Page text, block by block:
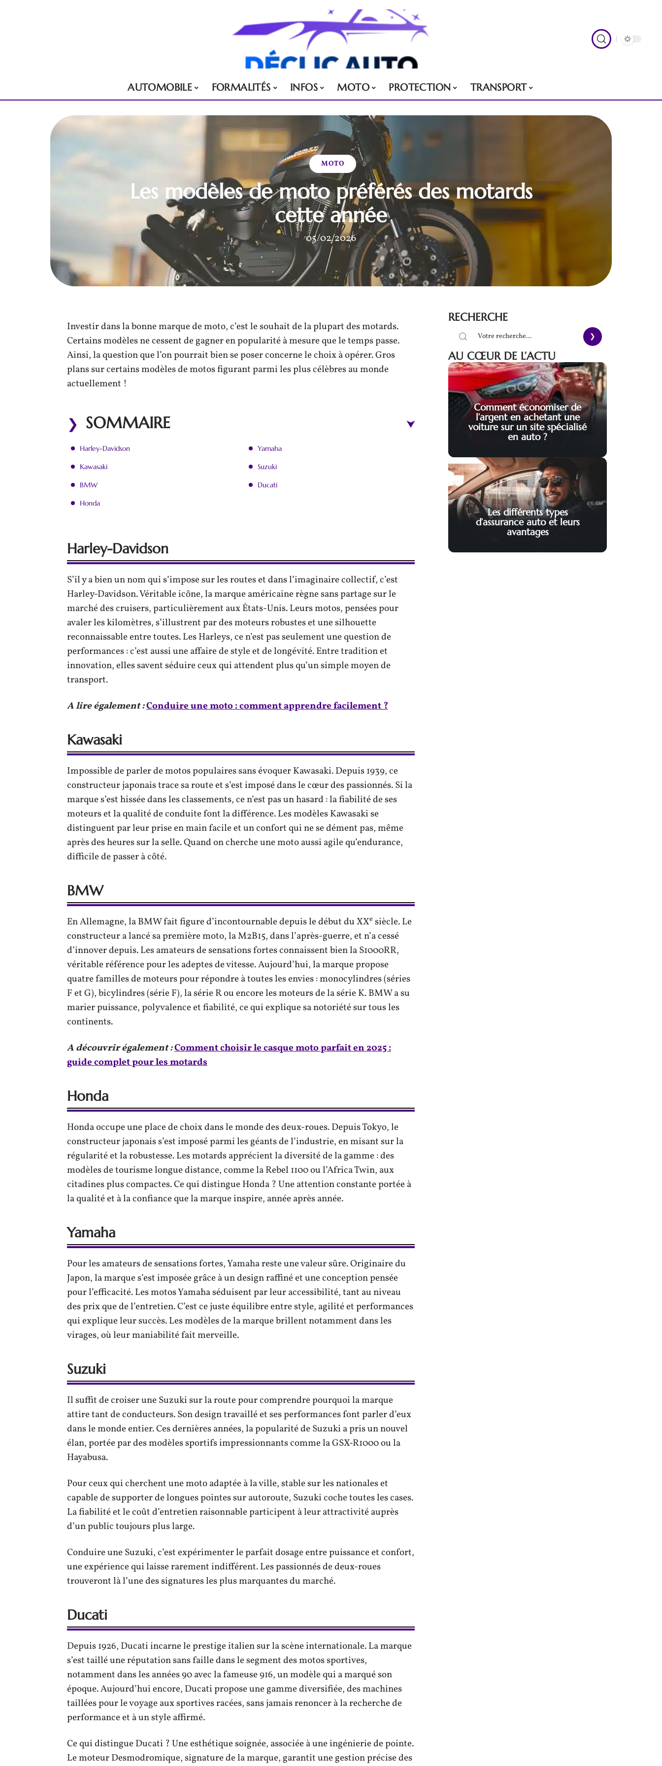
AUTOMOBILE FORMALITÉS INFOS MOTO PROTECTION TRANSPORT
MOTO
Les modèles de moto préférés des motards
cette année
05/02/2026
Investir dans la bonne marque de moto, c’est le souhait de la plupart des motards.
Certains modèles ne cessent de gagner en popularité à mesure que le temps passe.
Ainsi, la question que l’on pourrait bien se poser concerne le choix à opérer. Gros
plans sur certains modèles de motos figurant parmi les plus célèbres au monde
actuellement !
SOMMAIRE
Harley-Davidson
Kawasaki
BMW
Honda
Yamaha
Suzuki
Ducati
Harley-Davidson
S’il y a bien un nom qui s’impose sur les routes et dans l’imaginaire collectif, c’est
Harley-Davidson. Véritable icône, la marque américaine règne sans partage sur le
marché des cruisers, particulièrement aux États-Unis. Leurs motos, pensées pour
avaler les kilomètres, s’illustrent par des moteurs robustes et une silhouette
reconnaissable entre toutes. Les Harleys, ce n’est pas seulement une question de
performances : c’est aussi une affaire de style et de longévité. Entre tradition et
innovation, elles savent séduire ceux qui attendent plus qu’un simple moyen de
transport.
A lire également :Conduire une moto : comment apprendre facilement ?
Kawasaki
Impossible de parler de motos populaires sans évoquer Kawasaki. Depuis 1939, ce
constructeur japonais trace sa route et s’est imposé dans le cœur des passionnés. Si la
marque s’est hissée dans les classements, ce n’est pas un hasard : la fiabilité de ses
moteurs et la qualité de conduite font la différence. Les modèles Kawasaki se
distinguent par leur prise en main facile et un confort qui ne se dément pas, même
après des heures sur la selle. Quand on cherche une moto aussi agile qu’endurance,
difficile de passer à côté.
BMW
En Allemagne, la BMW fait figure d’incontournable depuis le début du XXe siècle. Le
constructeur a lancé sa première moto, la M2B15, dans l’après-guerre, et n’a cessé
d’innover depuis. Les amateurs de sensations fortes connaissent bien la S1000RR,
véritable référence pour les adeptes de vitesse. Aujourd’hui, la marque propose
quatre familles de moteurs pour répondre à toutes les envies : monocylindres (séries
F et G), bicylindres (série F), la série R ou encore les moteurs de la série K. BMW a su
marier puissance, polyvalence et fiabilité, ce qui explique sa notoriété sur tous les
continents.
A découvrir également :Comment choisir le casque moto parfait en 2025 :
guide complet pour les motards
Honda
Honda occupe une place de choix dans le monde des deux-roues. Depuis Tokyo, le
constructeur japonais s’est imposé parmi les géants de l’industrie, en misant sur la
régularité et la robustesse. Les motards apprécient la diversité de la gamme : des
modèles de tourisme longue distance, comme la Rebel 1100 ou l’Africa Twin, aux
citadines plus compactes. Ce qui distingue Honda ? Une attention constante portée à
la qualité et à la confiance que la marque inspire, année après année.
Yamaha
Pour les amateurs de sensations fortes, Yamaha reste une valeur sûre. Originaire du
Japon, la marque s’est imposée grâce à un design raffiné et une conception pensée
pour l’efficacité. Les motos Yamaha séduisent par leur accessibilité, tant au niveau
des prix que de l’entretien. C’est ce juste équilibre entre style, agilité et performances
qui explique leur succès. Les modèles de la marque brillent notamment dans les
virages, où leur maniabilité fait merveille.
Suzuki
Il suffit de croiser une Suzuki sur la route pour comprendre pourquoi la marque
attire tant de conducteurs. Son design travaillé et ses performances font parler d’eux
dans le monde entier. Ces dernières années, la popularité de Suzuki a pris un nouvel
élan, portée par des modèles sportifs impressionnants comme la GSX-R1000 ou la
Hayabusa.
Pour ceux qui cherchent une moto adaptée à la ville, stable sur les nationales et
capable de supporter de longues pointes sur autoroute, Suzuki coche toutes les cases.
La fiabilité et le coût d’entretien raisonnable participent à leur attractivité auprès
d’un public toujours plus large.
Conduire une Suzuki, c’est expérimenter le parfait dosage entre puissance et confort,
une expérience qui laisse rarement indifférent. Les passionnés de deux-roues
trouveront là l’une des signatures les plus marquantes du marché.
Ducati
Depuis 1926, Ducati incarne le prestige italien sur la scène internationale. La marque
s’est taillé une réputation sans faille dans le segment des motos sportives,
notamment dans les années 90 avec la fameuse 916, un modèle qui a marqué son
époque. Aujourd’hui encore, Ducati propose une gamme diversifiée, des machines
taillées pour le voyage aux sportives racées, sans jamais renoncer à la recherche de
performance et à un style affirmé.
Ce qui distingue Ducati ? Une esthétique soignée, associée à une ingénierie de pointe.
Le moteur Desmodromique, signature de la marque, garantit une gestion précise des
RECHERCHE
AU CŒUR DE L’ACTU
Comment économiser de
l’argent en achetant une
voiture sur un site spécialisé
en auto ?
Les différents types
d’assurance auto et leurs
avantages